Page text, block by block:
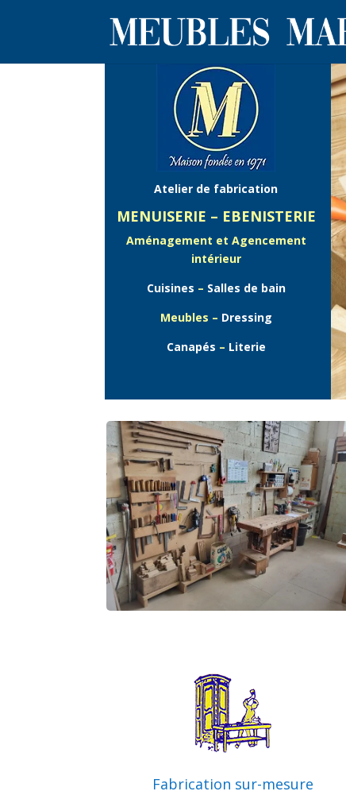
Atelier de fabrication
MENUISERIE – EBENISTERIE
Aménagement et Agencement
intérieur
Cuisines – Salles de bain
Meubles – Dressing
Canapés – Literie
Fabrication sur-mesure